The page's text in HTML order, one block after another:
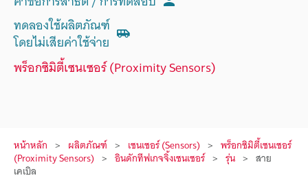
ทดลองใช้ผลิตภัณฑ์
โดยไม่เสียค่าใช้จ่าย
พร็อกซิมิตี้เซนเซอร์ (Proximity Sensors)
หน้าหลัก ผลิตภัณฑ์ เซนเซอร์ (Sensors) พร็อกซิมิตี้เซนเซอร์
(Proximity Sensors) อินดักทีฟเกจจิ้งเซนเซอร์ รุ่น สาย
เคเบิล